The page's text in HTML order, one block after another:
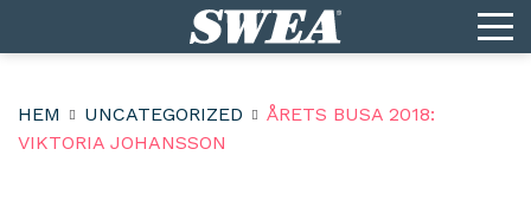
HEM UNCATEGORIZED
ÅRETS BUSA 2018:
VIKTORIA JOHANSSON